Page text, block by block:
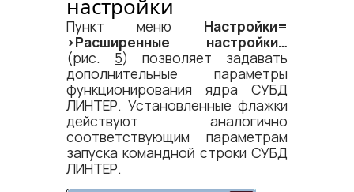
настройки
Пункт меню Настройки=​
>Расширенные настройки…
(рис. 5) позволяет задавать
дополнительные параметры
функционирования ядра СУБД
ЛИНТЕР. Установленные флажки
действуют аналогично
соответствующим параметрам
запуска командной строки СУБД
ЛИНТЕР.